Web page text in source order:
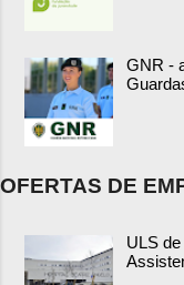
GNR -
OFERTAS DE
ULS